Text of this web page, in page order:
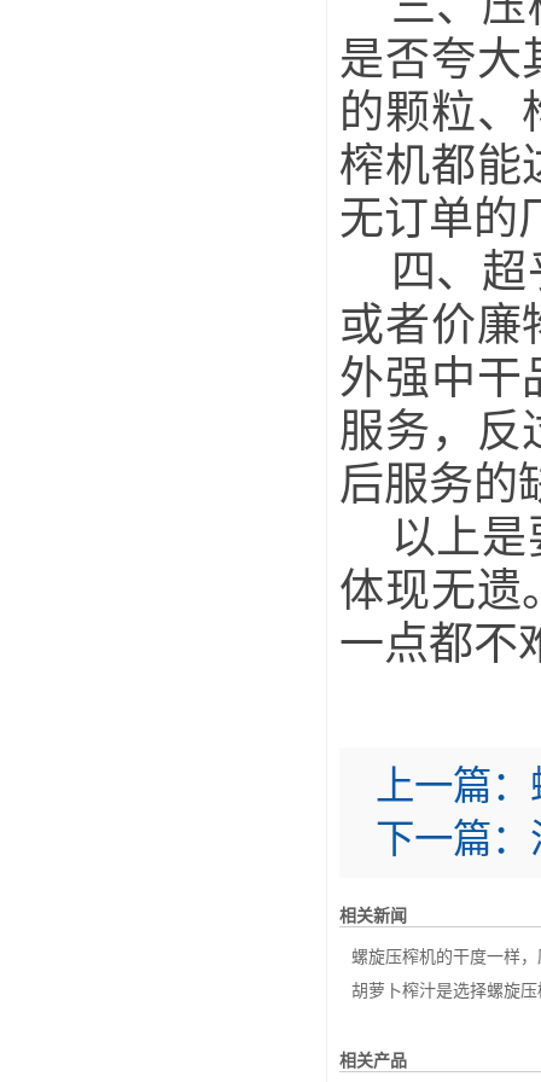
是否夸大
的颗粒、
榨机都能
无订单的
四、超
或者价廉
外强中干
服务，反
后服务的
以上是
体现无遗
一点都不
上一篇：
下一篇：
相关新闻
螺旋压榨机的干度一样
胡萝卜榨汁是选择螺旋
相关产品